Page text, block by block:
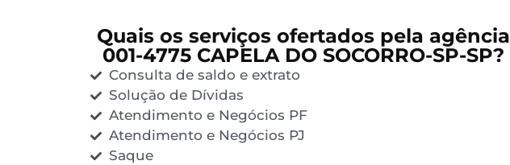
Quais os serviços ofertados pela agência
001-4775 CAPELA DO SOCORRO-SP-SP?
Consulta de saldo e extrato
Solução de Dívidas
Atendimento e Negócios PF
Atendimento e Negócios PJ
Saque